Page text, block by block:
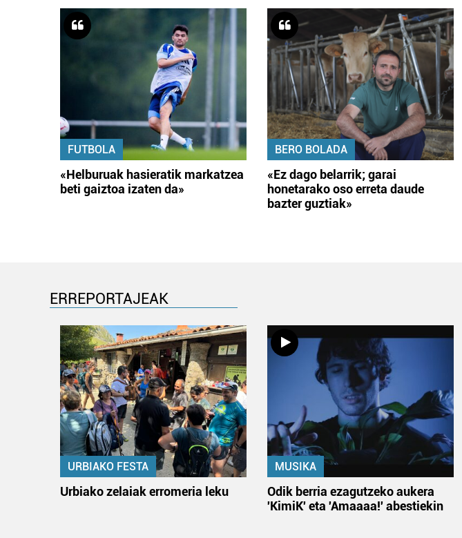
FUTBOLA
«Helburuak hasieratik markatzea
beti gaiztoa izaten da»
BERO BOLADA
«Ez dago belarrik; garai
honetarako oso erreta daude
bazter guztiak»
ERREPORTAJEAK
URBIAKO FESTA
Urbiako zelaiak erromeria leku
MUSIKA
Odik berria ezagutzeko aukera
'KimiK' eta 'Amaaaa!' abestiekin